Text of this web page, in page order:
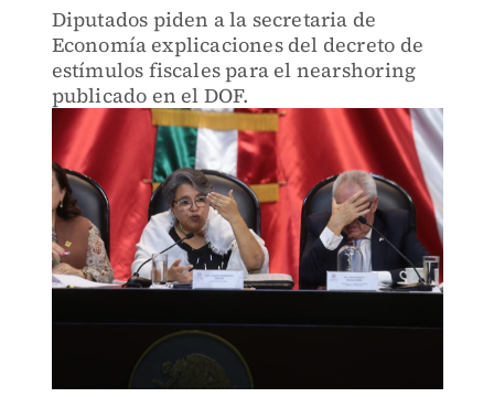
Diputados piden a la secretaria de
Economía explicaciones del decreto de
estímulos fiscales para el nearshoring
publicado en el DOF.